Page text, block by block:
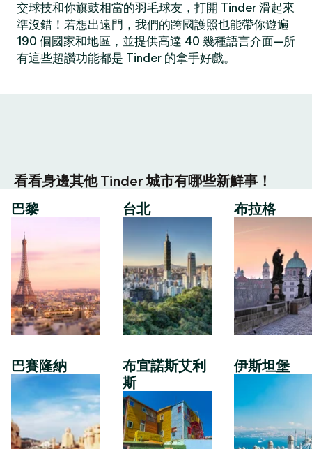
交球技和你旗鼓相當的羽毛球友，打開 Tinder 滑起來
準沒錯！若想出遠門，我們的跨國護照也能帶你遊遍
190 個國家和地區，並提供高達 40 幾種語言介面—所
有這些超讚功能都是 Tinder 的拿手好戲。
看看身邊其他 Tinder 城市有哪些新鮮事！
巴黎
巴賽隆納
台北
布宜諾斯艾利
斯
布拉格
伊斯坦堡